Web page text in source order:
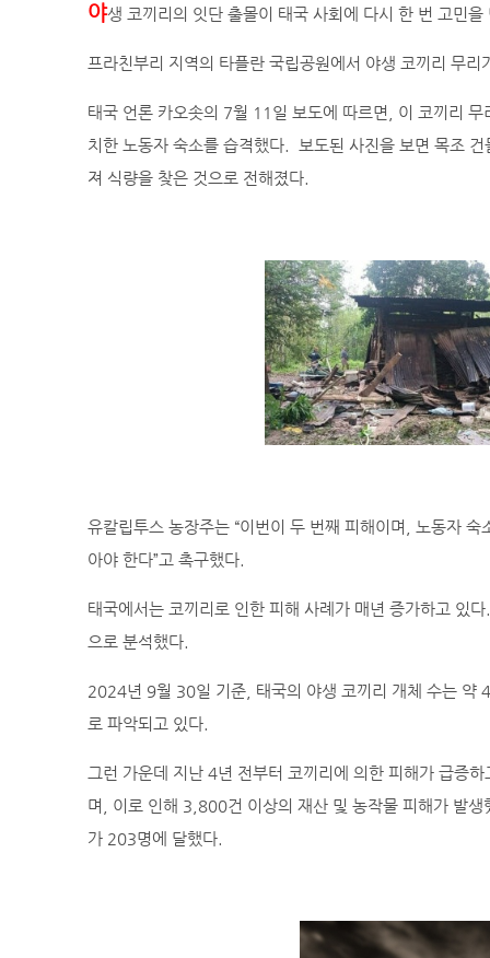
야생 코끼리의 잇단 출몰이 태국 사회에 다시 한 번 고민을
프라친부리 지역의 타플란 국립공원에서 야생 코끼리 무
태국 언론 카오솟의 7월 11일 보도에 따르면, 이 코끼리
치한 노동자 숙소를 습격했다. 보도된 사진을 보면 목조
져 식량을 찾은 것으로 전해졌다.
유칼립투스 농장주는 “이번이 두 번째 피해이며, 노동자
아야 한다”고 촉구했다.
태국에서는 코끼리로 인한 피해 사례가 매년 증가하고 있
으로 분석했다.
2024년 9월 30일 기준, 태국의 야생 코끼리 개체 수는
로 파악되고 있다.
그런 가운데 지난 4년 전부터 코끼리에 의한 피해가 급증
며, 이로 인해 3,800건 이상의 재산 및 농작물 피해가 발
가 203명에 달했다.